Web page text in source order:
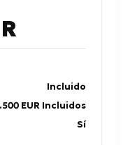
Incluido
EUR Incluidos
Sí